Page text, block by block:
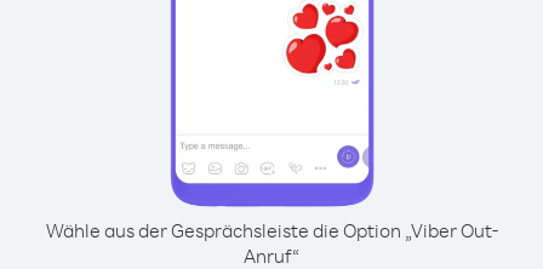
Wähle aus der Gesprächsleiste die Option „Viber Out-
Anruf“